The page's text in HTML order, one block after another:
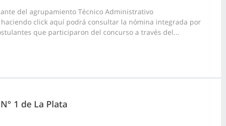
del agrupamiento Técnico Administrativo
click aquí podrá consultar la nómina integrada por
que participaron del concurso a través del...
1 de La Plata